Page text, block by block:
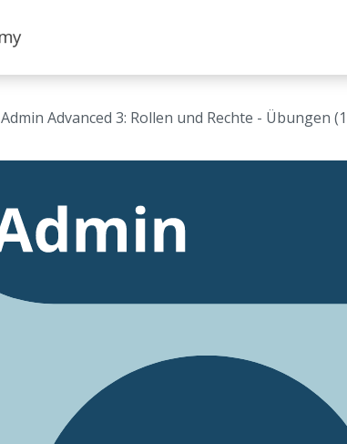
Admin Advanced 3: Rollen und Rechte - Übungen